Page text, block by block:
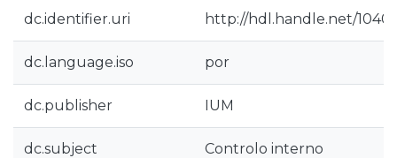
dc.identifier.uri http://hdl.handle.net/
dc.language.iso por
dc.publisher IUM
dc.subject Controlo interno